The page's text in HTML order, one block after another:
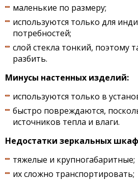
маленькие по размеру;
используются только для
потребностей;
слой стекла тонкий, поэтому
разбить.
Минусы настенных изделий:
используются только в
быстро повреждаются,
источников тепла и влаги.
Недостатки зеркальных
тяжелые и крупногабаритные;
их сложно транспортировать;